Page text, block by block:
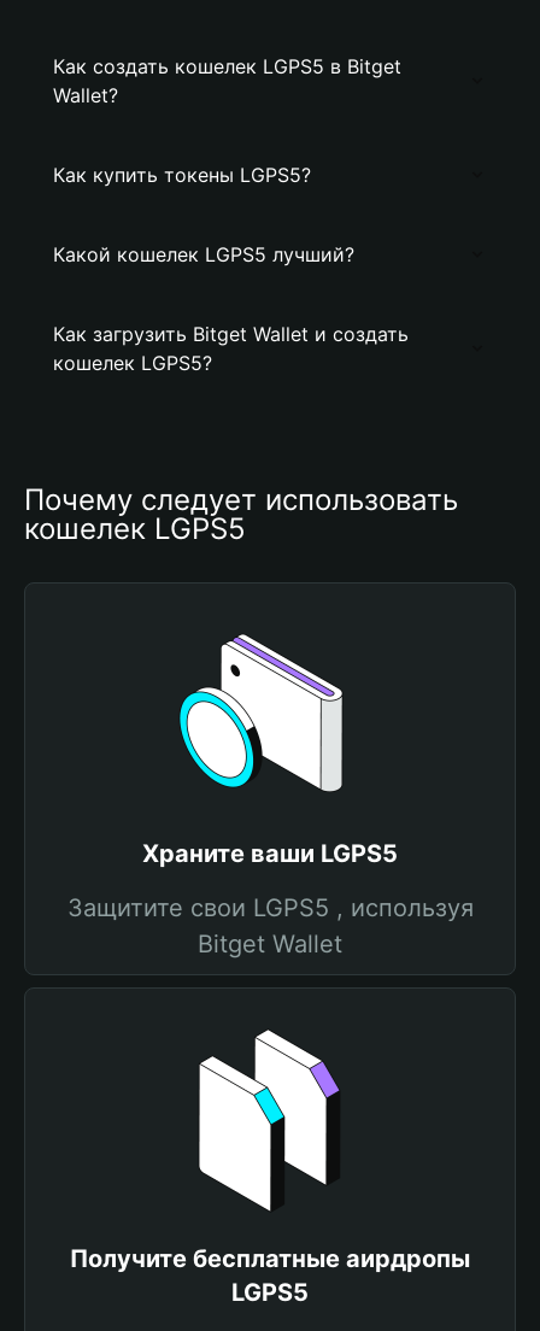
Как создать кошелек LGPS5 в Bitget
Wallet?
Как купить токены LGPS5?
Какой кошелек LGPS5 лучший?
Как загрузить Bitget Wallet и создать
кошелек LGPS5?
Почему следует использовать
кошелек LGPS5
Храните ваши LGPS5
Защитите свои LGPS5 , используя
Bitget Wallet
Получите бесплатные аирдропы
LGPS5